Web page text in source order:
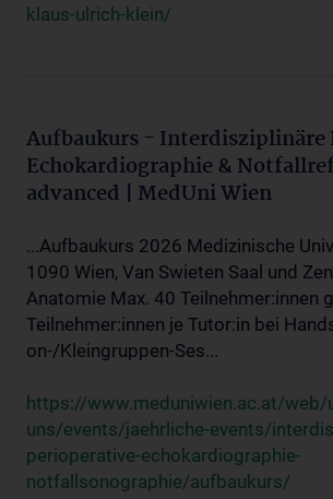
klaus-ulrich-klein/
Aufbaukurs - Interdisziplinäre
Echokardiographie &
advanced | MedUni Wien
...Aufbaukurs 2026 Medizinische
1090 Wien, Van Swieten Saal und
Anatomie Max. 40 Teilnehmer:innen
Teilnehmer:innen je Tutor:in bei
on-/Kleingruppen-Ses...
https://www.meduniwien.ac.at/web/
uns/events/jaehrliche-events/
perioperative-echokardiographie-
notfallsonographie/aufbaukurs/